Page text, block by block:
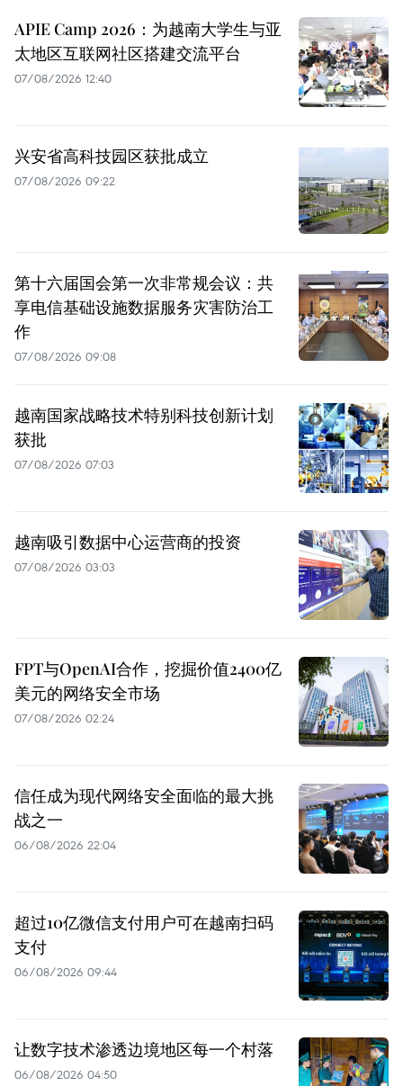
APIE Camp 2026：为越南大学生与亚
太地区互联网社区搭建交流平台
07/08/2026 12:40
兴安省高科技园区获批成立
07/08/2026 09:22
第十六届国会第一次非常规会议：共
享电信基础设施数据服务灾害防治工
作
07/08/2026 09:08
越南国家战略技术特别科技创新计划
获批
07/08/2026 07:03
越南吸引数据中心运营商的投资
07/08/2026 03:03
FPT与OpenAI合作，挖掘价值2400亿
美元的网络安全市场
07/08/2026 02:24
信任成为现代网络安全面临的最大挑
战之一
06/08/2026 22:04
超过10亿微信支付用户可在越南扫码
支付
06/08/2026 09:44
让数字技术渗透边境地区每一个村落
06/08/2026 04:50